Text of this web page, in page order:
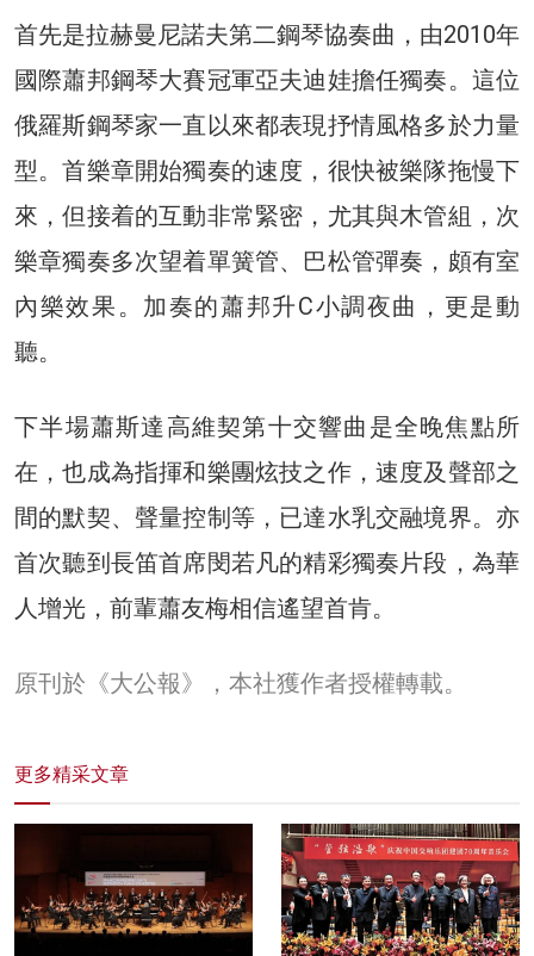
首先是拉赫曼尼諾夫第二鋼琴協奏曲，由2010年
國際蕭邦鋼琴大賽冠軍亞夫迪娃擔任獨奏。這位
俄羅斯鋼琴家一直以來都表現抒情風格多於力量
型。首樂章開始獨奏的速度，很快被樂隊拖慢下
來，但接着的互動非常緊密，尤其與木管組，次
樂章獨奏多次望着單簧管、巴松管彈奏，頗有室
內樂效果。加奏的蕭邦升C小調夜曲，更是動
聽。
下半場蕭斯達高維契第十交響曲是全晚焦點所
在，也成為指揮和樂團炫技之作，速度及聲部之
間的默契、聲量控制等，已達水乳交融境界。亦
首次聽到長笛首席閔若凡的精彩獨奏片段，為華
人增光，前輩蕭友梅相信遙望首肯。
原刊於《大公報》，本社獲作者授權轉載。
更多精采文章